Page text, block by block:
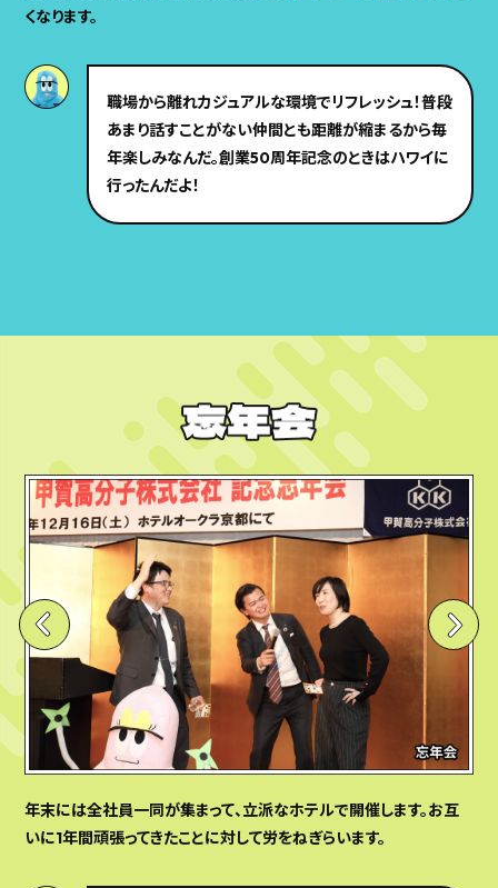
くなります。
職場から離れカジュアルな環境でリフレッシュ！普段
あまり話すことがない仲間とも距離が縮まるから毎
年楽しみなんだ。創業50周年記念のときはハワイに
行ったんだよ！
年末には全社員一同が集まって、立派なホテルで開催します。お互
いに1年間頑張ってきたことに対して労をねぎらいます。